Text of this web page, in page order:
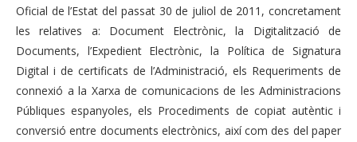
Oficial de l’Estat del passat 30 de juliol de 2011, concretament
les relatives a: Document Electrònic, la Digitalització de
Documents, l’Expedient Electrònic, la Política de Signatura
Digital i de certificats de l’Administració, els Requeriments de
connexió a la Xarxa de comunicacions de les Administracions
Públiques espanyoles, els Procediments de copiat autèntic i
conversió entre documents electrònics, així com des del paper